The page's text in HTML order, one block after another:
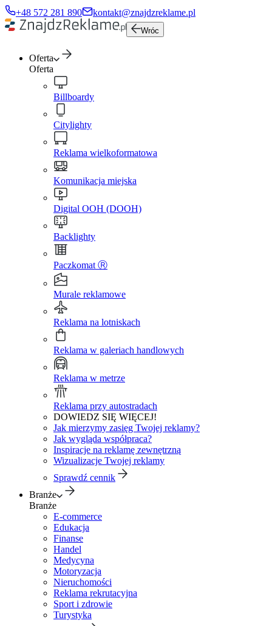
+48 572 281 890 kontakt@znajdzreklame.pl
Wróc
Oferta
Oferta
Billboardy
Citylighty
Reklama wielkoformatowa
Komunikacja miejska
Digital OOH (DOOH)
Backlighty
Paczkomat Ⓡ
Murale reklamowe
Reklama na lotniskach
Reklama w galeriach handlowych
Reklama w metrze
Reklama przy autostradach
DOWIEDZ SIĘ WIĘCEJ!
Jak mierzymy zasięg Twojej reklamy?
Jak wygląda współpraca?
Inspiracje na reklamę zewnętrzną
Wizualizacje Twojej reklamy
Sprawdź cennik
Branże
Branże
E-commerce
Edukacja
Finanse
Handel
Medycyna
Motoryzacja
Nieruchomości
Reklama rekrutacyjna
Sport i zdrowie
Turystyka